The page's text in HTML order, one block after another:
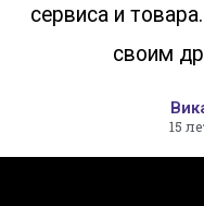
сервиса и
своим
15